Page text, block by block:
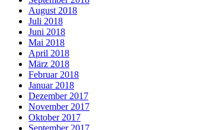
August 2018
Juli 2018
Juni 2018
Mai 2018
April 2018
März 2018
Februar 2018
Januar 2018
Dezember 2017
November 2017
Oktober 2017